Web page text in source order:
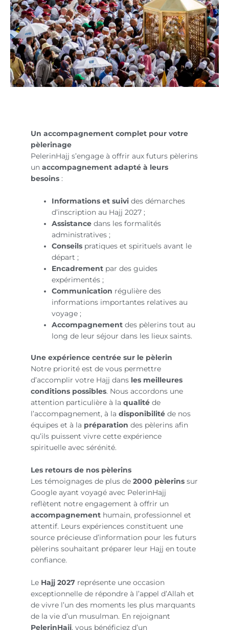
Un accompagnement complet pour votre
pèlerinage
PelerinHajj s’engage à offrir aux futurs pèlerins
un accompagnement adapté à leurs
besoins :
Informations et suivi des démarches
d’inscription au Hajj 2027 ;
Assistance dans les formalités
administratives ;
Conseils pratiques et spirituels avant le
départ ;
Encadrement par des guides
expérimentés ;
Communication régulière des
informations importantes relatives au
voyage ;
Accompagnement des pèlerins tout au
long de leur séjour dans les lieux saints.
Une expérience centrée sur le pèlerin
Notre priorité est de vous permettre
d’accomplir votre Hajj dans les meilleures
conditions possibles. Nous accordons une
attention particulière à la qualité de
l’accompagnement, à la disponibilité de nos
équipes et à la préparation des pèlerins afin
qu’ils puissent vivre cette expérience
spirituelle avec sérénité.
Les retours de nos pèlerins
Les témoignages de plus de 2000 pèlerins sur
Google ayant voyagé avec PelerinHajj
reflètent notre engagement à offrir un
accompagnement humain, professionnel et
attentif. Leurs expériences constituent une
source précieuse d’information pour les futurs
pèlerins souhaitant préparer leur Hajj en toute
confiance.
Le Hajj 2027 représente une occasion
exceptionnelle de répondre à l’appel d’Allah et
de vivre l’un des moments les plus marquants
de la vie d’un musulman. En rejoignant
PelerinHajj, vous bénéficiez d’un